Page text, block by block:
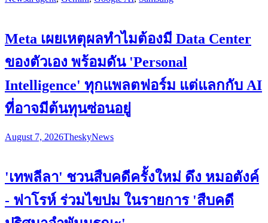
Meta เผยเหตุผลทำไมต้องมี Data Center
ของตัวเอง พร้อมดัน 'Personal
Intelligence' ทุกแพลตฟอร์ม แต่แลกกับ AI
ที่อาจมีต้นทุนซ่อนอยู่
August 7, 2026TheskyNews
'เทพลีลา' ชวนสืบคดีครั้งใหม่ ดึง หมอตังค์
- ฟาโรห์ ร่วมไขปม ในรายการ 'สืบคดี